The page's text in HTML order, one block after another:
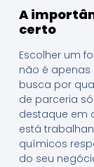
A
certo
Escolher um
não é apenas
busca por
de parceria
destaque em
está
químicos
do seu